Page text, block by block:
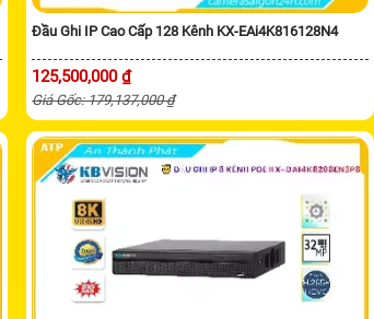
Đầu Ghi IP Cao Cấp 128 Kênh KX-EAi4K816128N4
125,500,000 ₫
Giá Gốc: 179,137,000 ₫